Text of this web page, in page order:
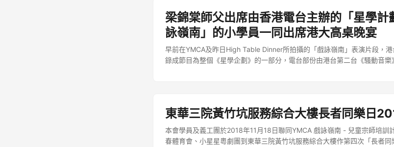
梁錦棠師父出席由香港電台主辦的「星學計
詠嶺南」的小學員一同出席港大高桌晚宴
早前在YMCA及昨日High Table Dinner所拍攝的「戲詠嶺南」表演片段，
錄成節目為整個《星學企劃》的一部分，電台部份由港台第二台《騷動音
東華三院黃竹坑服務綜合大樓長者同樂日
本會學員及義工團於2018年11月18日聯同YMCA 戲詠嶺南 - 兒童宗師培訓
春體育會、小星星粵劇團到東華三院黃竹坑服務綜合大樓作第四次「長者同